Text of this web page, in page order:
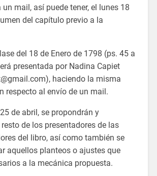
un mail, así puede tener, el lunes 18
del capítulo previo a la
del 18 de Enero de 1798 (ps. 45 a
presentada por Nadina Capiet
haciendo la misma
respecto al envío de un mail.
de abril, se propondrán y
de los presentadores de las
del libro, así como también se
aquellos planteos o ajustes que
a la mecánica propuesta.